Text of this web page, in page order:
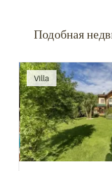
Подобная
Villa